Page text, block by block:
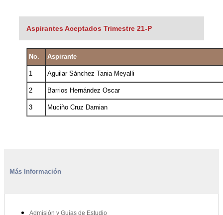
Aspirantes Aceptados Trimestre 21-P
No. Aspirante
1 Aguilar Sánchez Tania Meyalli
2 Barrios Hernández Oscar
3 Muciño Cruz Damian
Más Información
Admisión y Guías de Estudio